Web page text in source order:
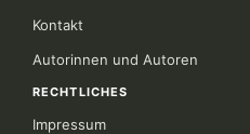
Kontakt
Autorinnen und Autoren
RECHTLICHES
Impressum